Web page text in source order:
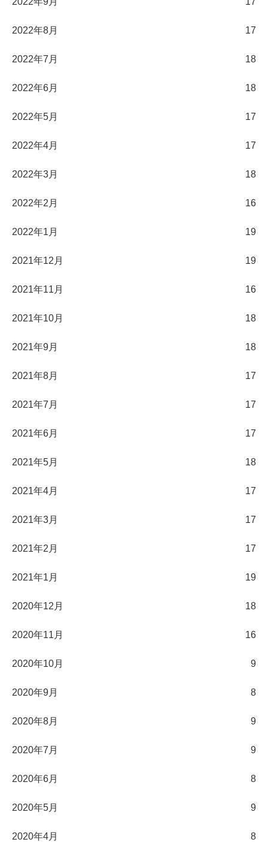
2022年8月 17
2022年7月 18
2022年6月 18
2022年5月 17
2022年4月 17
2022年3月 18
2022年2月 16
2022年1月 19
2021年12月 19
2021年11月 16
2021年10月 18
2021年9月 18
2021年8月 17
2021年7月 17
2021年6月 17
2021年5月 18
2021年4月 17
2021年3月 17
2021年2月 17
2021年1月 19
2020年12月 18
2020年11月 16
2020年10月 9
2020年9月 8
2020年8月 9
2020年7月 9
2020年6月 8
2020年5月 9
2020年4月 8